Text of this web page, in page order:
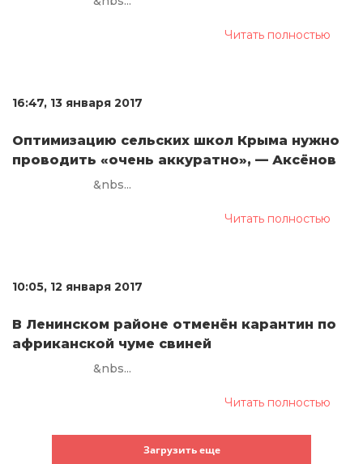
Читать полностью
16:47, 13 января 2017
Оптимизацию сельских школ Крыма нужно
проводить «очень аккуратно», — Аксёнов
&nbs...
Читать полностью
10:05, 12 января 2017
В Ленинском районе отменён карантин по
африканской чуме свиней
&nbs...
Читать полностью
Загрузить еще